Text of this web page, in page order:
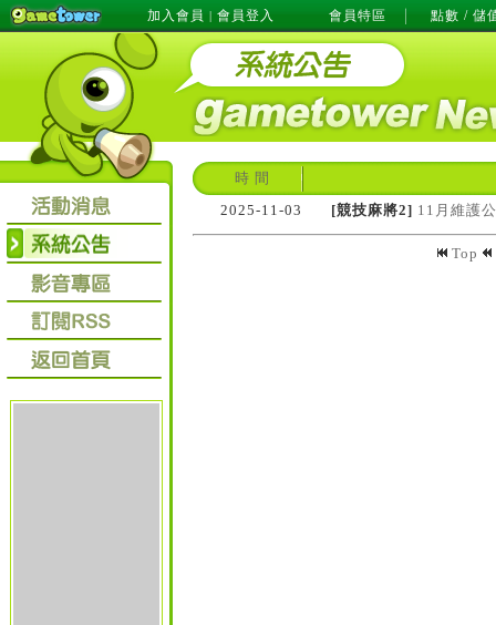
加入會員 | 會員登入 會員特區 點數 / 儲
時 間
2025-11-03
[競技麻將2] 11月維護
Top